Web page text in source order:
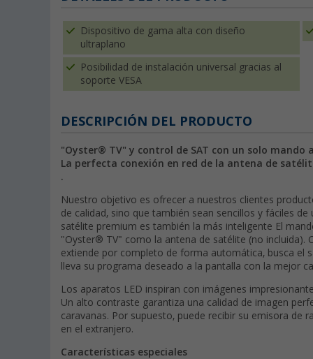
Dispositivo de gama alta con diseño
ultraplano
Posibilidad de instalación universal gracias al
soporte VESA
DESCRIPCIÓN DEL PRODUCTO
"Oyster® TV" y control de SAT con un solo mando
La perfecta conexión en red de la antena de
.
Nuestro objetivo es ofrecer a nuestros clientes
de calidad, sino que también sean sencillos y fáciles
satélite premium es también la más inteligente El
"Oyster® TV" como la antena de satélite (no incluida).
extiende por completo de forma automática, busca el
lleva su programa deseado a la pantalla con la mejor
Los aparatos LED inspiran con imágenes
Un alto contraste garantiza una calidad de imagen
caravanas. Por supuesto, puede recibir su emisora de
en el extranjero.
Características especiales